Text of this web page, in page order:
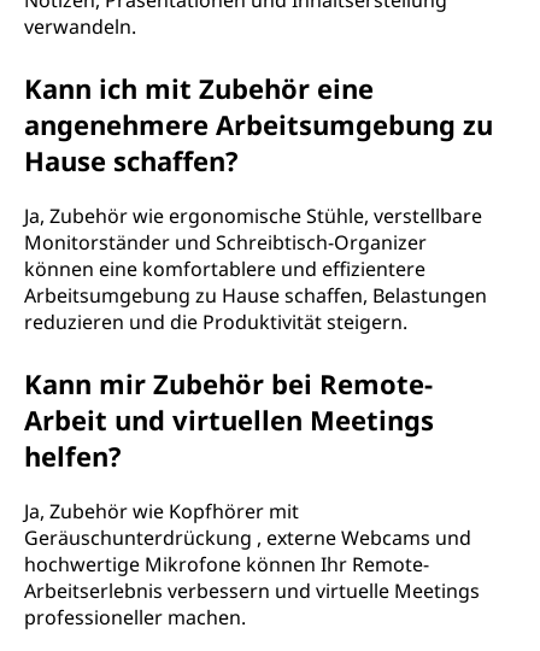
verwandeln.
Kann ich mit Zubehör eine
angenehmere Arbeitsumgebung zu
Hause schaffen?
Ja, Zubehör wie ergonomische Stühle, verstellbare
Monitorständer und Schreibtisch-Organizer
können eine komfortablere und effizientere
Arbeitsumgebung zu Hause schaffen, Belastungen
reduzieren und die Produktivität steigern.
Kann mir Zubehör bei Remote-
Arbeit und virtuellen Meetings
helfen?
Ja, Zubehör wie Kopfhörer mit
Geräuschunterdrückung , externe Webcams und
hochwertige Mikrofone können Ihr Remote-
Arbeitserlebnis verbessern und virtuelle Meetings
professioneller machen.